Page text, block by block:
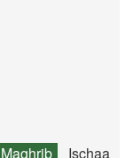
Maghrib Ischaa